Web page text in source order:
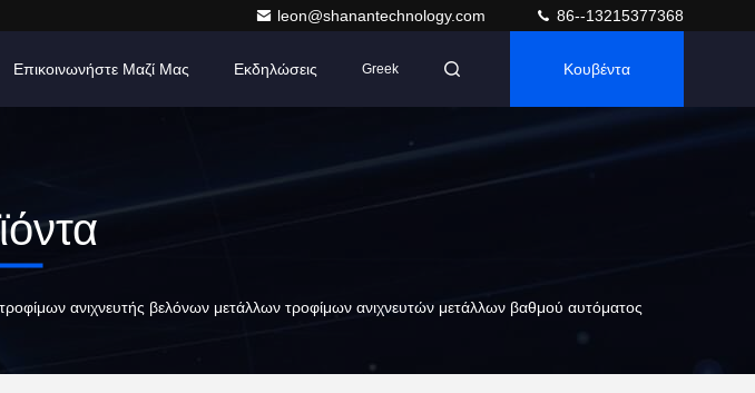
leon@shanantechnology.com 86--13215377368
Επικοινωνήστε Μαζί Μας Εκδηλώσεις Greek Κουβέντα
ανιχνευτής βελόνων μετάλλων τροφίμων ανιχνευτών μετάλλων βαθμού αυτόματος